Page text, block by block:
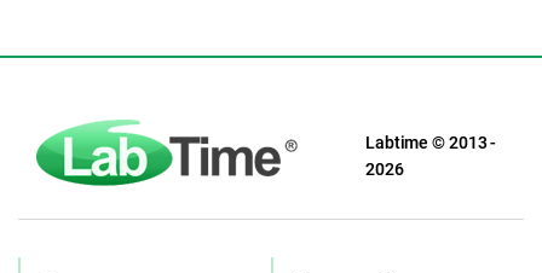
Labtime © 2013 -
2026